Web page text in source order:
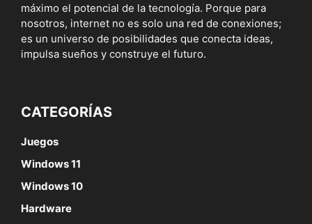
máximo el potencial de la tecnología. Porque para
nosotros, internet no es solo una red de conexiones;
es un universo de posibilidades que conecta ideas,
impulsa sueños y construye el futuro.
CATEGORÍAS
Juegos
Windows 11
Windows 10
Hardware